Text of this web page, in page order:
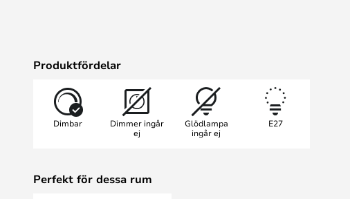
Produktfördelar
Dimbar
Dimmer ingår
ej
Glödlampa
ingår ej
E27
Perfekt för dessa rum